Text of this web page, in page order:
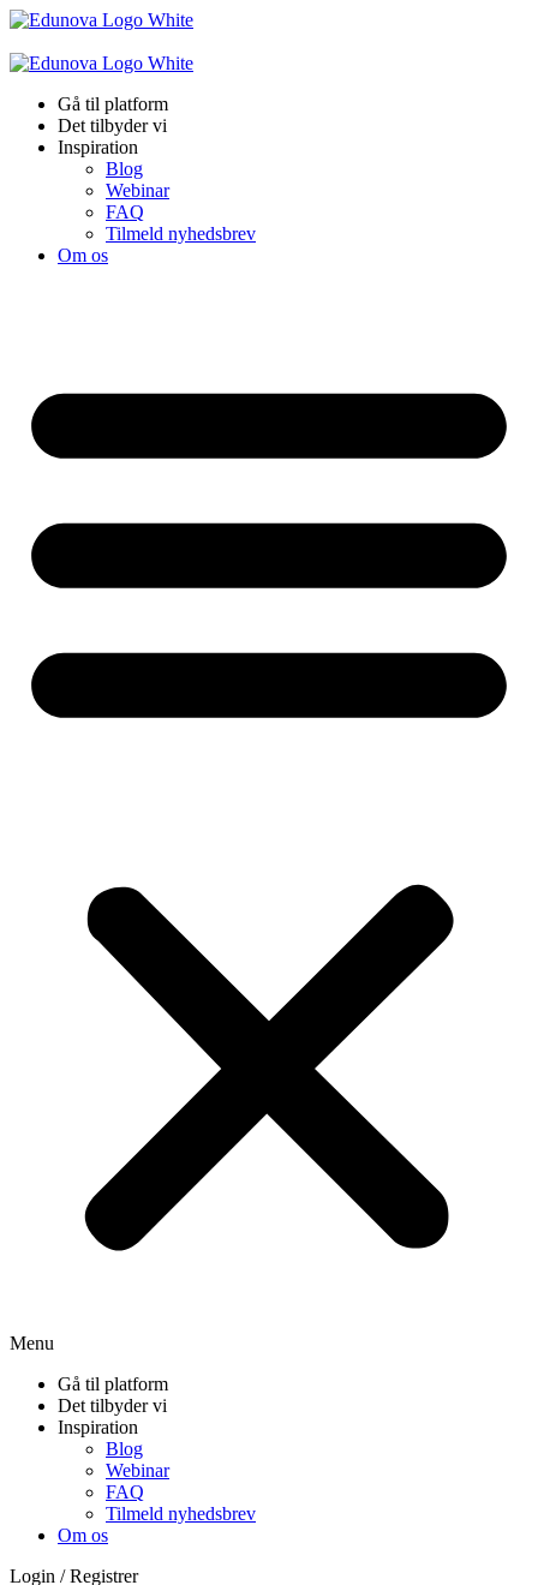
Videre
indhold
Gå til platform
Det tilbyder vi
Inspiration
Blog
Webinar
FAQ
Tilmeld nyhedsbrev
Om os
Menu
Gå til platform
Det tilbyder vi
Inspiration
Blog
Webinar
FAQ
Tilmeld nyhedsbrev
Om os
Login / Registrer